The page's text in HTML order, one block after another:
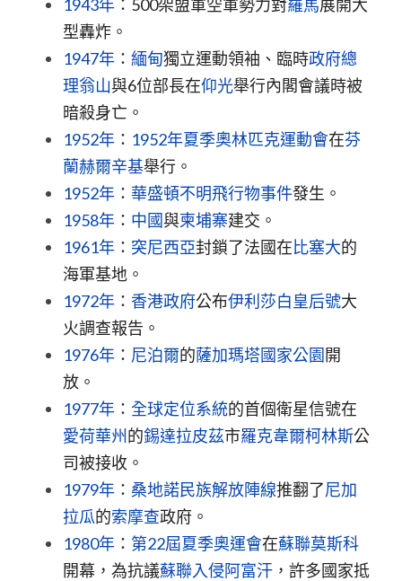
1943年 ：500架盟軍空軍勢力對羅馬展開大
型轟炸。
1947年 ： 緬甸獨立運動領袖、臨時政府總
理翁山與6位部長在仰光舉行內閣會議時被
暗殺身亡。
1952年 ： 1952年夏季奧林匹克運動會在芬
蘭赫爾辛基舉行。
1952年 ： 華盛頓不明飛行物事件發生。
1958年 ： 中國與柬埔寨建交。
1961年 ： 突尼西亞封鎖了法國在 比塞大的
海軍基地。
1972年 ： 香港政府公布伊利莎白皇后號大
火調查報告。
1976年 ： 尼泊爾的薩加瑪塔國家公園 開
放。
1977年 ： 全球定位系統的首個衛星信號在
愛荷華州 的錫達拉皮茲市羅克韋爾柯林斯公
司被接收。
1979年 ： 桑地諾民族解放陣線推翻了尼加
拉瓜的索摩查政府。
1980年 ： 第22屆夏季奧運會在蘇聯莫斯科
開幕，為抗議蘇聯入侵阿富汗 ，許多國家抵